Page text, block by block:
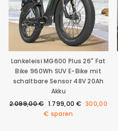
Lankeleisi MG600 Plus 26" Fat
Bike 960Wh SUV E-Bike mit
schaltbare Sensor 48V 20Ah
Akku
Normaler
2.099,00 € Sonderpreis
1.799,00 € 300,00
€ sparen